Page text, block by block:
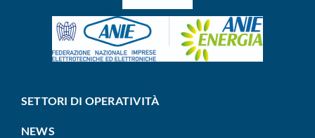
SETTORI DI OPERATIVITÀ
NEWS